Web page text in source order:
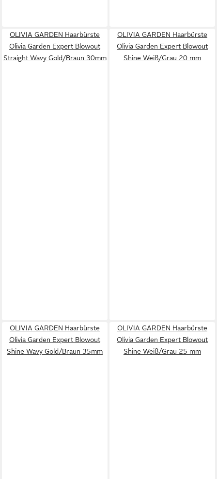
OLIVIA GARDEN Haarbürste
Olivia Garden Expert Blowout
Straight Wavy Gold/Braun 30mm
OLIVIA GARDEN Haarbürste
Olivia Garden Expert Blowout
Shine Weiß/Grau 20 mm
OLIVIA GARDEN Haarbürste
Olivia Garden Expert Blowout
Shine Wavy Gold/Braun 35mm
OLIVIA GARDEN Haarbürste
Olivia Garden Expert Blowout
Shine Weiß/Grau 25 mm